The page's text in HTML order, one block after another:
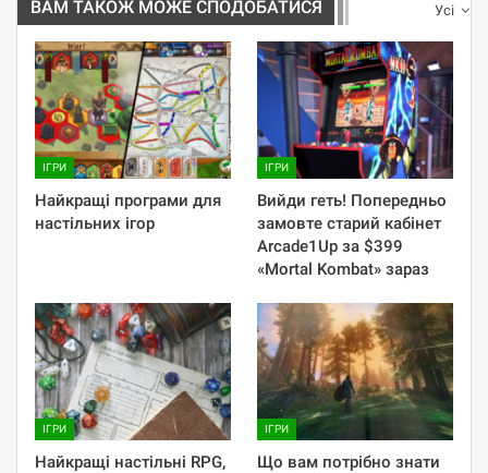
Усі
ВАМ ТАКОЖ МОЖЕ СПОДОБАТИСЯ
ІГРИ
Найкращі програми для
настільних ігор
ІГРИ
Вийди геть! Попередньо
замовте старий кабінет
Arcade1Up за $399
«Mortal Kombat» зараз
ІГРИ
Найкращі настільні RPG,
ІГРИ
Що вам потрібно знати